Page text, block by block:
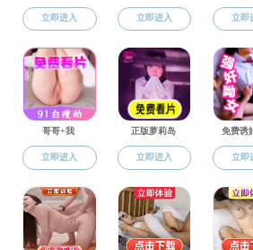
师资介绍 -
优秀学员心得 -
硕士单申 +
精彩讲座 -
师资介绍 -